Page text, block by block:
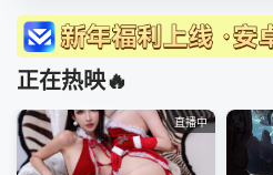
正在热映🔥
直播中